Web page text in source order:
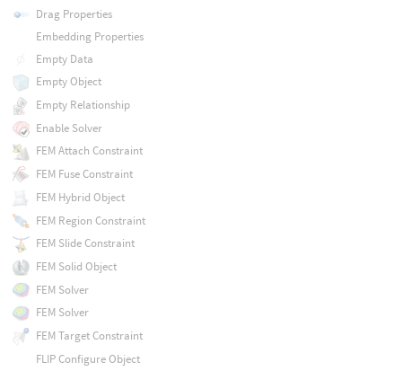
Drag Properties
Embedding Properties
Empty Data
Empty Object
Empty Relationship
Enable Solver
FEM Attach Constraint
FEM Fuse Constraint
FEM Hybrid Object
FEM Region Constraint
FEM Slide Constraint
FEM Solid Object
FEM Solver
FEM Solver
FEM Target Constraint
FLIP Configure Object